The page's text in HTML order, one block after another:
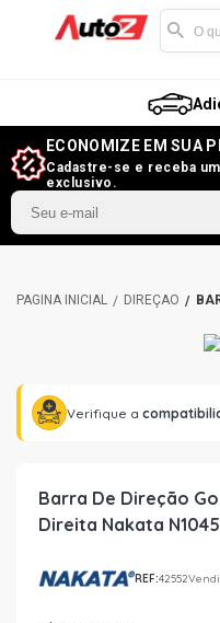
ECONOMIZE EM SUA
Cadastre-se e receba
exclusivo.
DIREÇÃO
Verifique a
Barra De Direção
Direita Nakata N1045
REF:42552